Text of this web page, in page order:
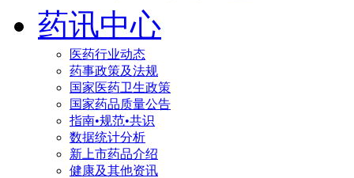
药讯中心
医药行业动态
药事政策及法规
国家医药卫生政策
国家药品质量公告
指南•规范•共识
数据统计分析
新上市药品介绍
健康及其他资讯